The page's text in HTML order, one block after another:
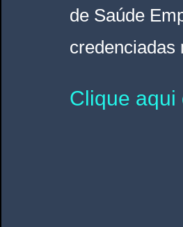
de Saúde
credenciadas
Clique aqui